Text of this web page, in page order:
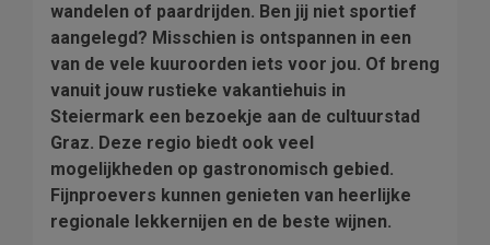
wandelen of paardrijden. Ben jij niet sportief
aangelegd? Misschien is ontspannen in een
van de vele kuuroorden iets voor jou. Of breng
vanuit jouw rustieke vakantiehuis in
Steiermark een bezoekje aan de cultuurstad
Graz. Deze regio biedt ook veel
mogelijkheden op gastronomisch gebied.
Fijnproevers kunnen genieten van heerlijke
regionale lekkernijen en de beste wijnen.